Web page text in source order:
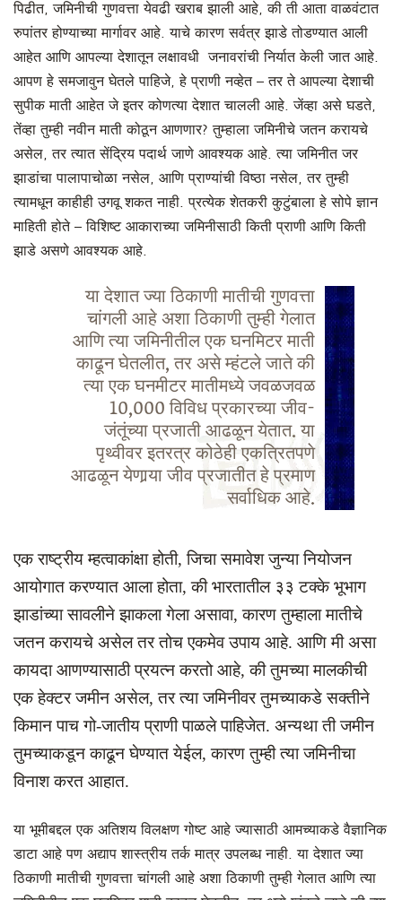
पिढीत, जमिनीची गुणवत्ता येवढी खराब झाली आहे, की ती आता वाळवंटात
रुपांतर होण्याच्या मार्गावर आहे. याचे कारण सर्वत्र झाडे तोडण्यात आली
आहेत आणि आपल्या देशातून लक्षावधी जनावरांची निर्यात केली जात आहे.
आपण हे समजावुन घेतले पाहिजे, हे प्राणी नव्हेत – तर ते आपल्या देशाची
सुपीक माती आहेत जे इतर कोणत्या देशात चालली आहे. जेंव्हा असे घडते,
तेंव्हा तुम्ही नवीन माती कोठून आणणार? तुम्हाला जमिनीचे जतन करायचे
असेल, तर त्यात सेंद्रिय पदार्थ जाणे आवश्यक आहे. त्या जमिनीत जर
झाडांचा पालापाचोळा नसेल, आणि प्राण्यांची विष्ठा नसेल, तर तुम्ही
त्यामधून काहीही उगवू शकत नाही. प्रत्येक शेतकरी कुटुंबाला हे सोपे ज्ञान
माहिती होते – विशिष्ट आकाराच्या जमिनीसाठी किती प्राणी आणि किती
झाडे असणे आवश्यक आहे.
या देशात ज्या ठिकाणी मातीची गुणवत्ता
चांगली आहे अशा ठिकाणी तुम्ही गेलात
आणि त्या जमिनीतील एक घनमिटर माती
काढून घेतलीत, तर असे म्हंटले जाते की
त्या एक घनमीटर मातीमध्ये जवळजवळ
10,000 विविध प्रकारच्या जीव-
जंतूंच्या प्रजाती आढळून येतात. या
पृथ्वीवर इतरत्र कोठेही एकत्रितपणे
आढळून येणार्‍या जीव प्रजातीत हे प्रमाण
सर्वाधिक आहे.
एक राष्ट्रीय म्हत्वाकांक्षा होती, जिचा समावेश जुन्या नियोजन
आयोगात करण्यात आला होता, की भारतातील ३३ टक्के भूभाग
झाडांच्या सावलीने झाकला गेला असावा, कारण तुम्हाला मातीचे
जतन करायचे असेल तर तोच एकमेव उपाय आहे. आणि मी असा
कायदा आणण्यासाठी प्रयत्न करतो आहे, की तुमच्या मालकीची
एक हेक्टर जमीन असेल, तर त्या जमिनीवर तुमच्याकडे सक्तीने
किमान पाच गो-जातीय प्राणी पाळले पाहिजेत. अन्यथा ती जमीन
तुमच्याकडून काढून घेण्यात येईल, कारण तुम्ही त्या जमिनीचा
विनाश करत आहात.
या भूमीबद्दल एक अतिशय विलक्षण गोष्ट आहे ज्यासाठी आमच्याकडे वैज्ञानिक
डाटा आहे पण अद्याप शास्त्रीय तर्क मात्र उपलब्ध नाही. या देशात ज्या
ठिकाणी मातीची गुणवत्ता चांगली आहे अशा ठिकाणी तुम्ही गेलात आणि त्या